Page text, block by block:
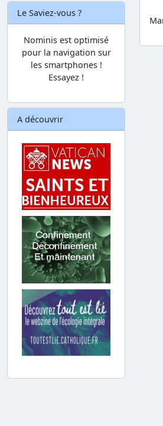
Le Saviez-vous ?
Nominis est optimisé
pour la navigation sur
les smartphones !
Essayez !
A découvrir